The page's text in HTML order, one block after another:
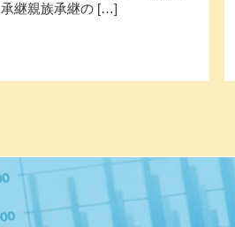
承継親族承継の […]